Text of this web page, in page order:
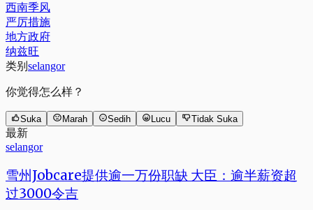
西南季风
严厉措施
地方政府
纳兹旺
类别 selangor
你觉得怎么样？
Suka Marah Sedih Lucu Tidak Suka
最新
selangor
雪州Jobcare提供逾一万份职缺 大臣：逾半薪资超
过3000令吉